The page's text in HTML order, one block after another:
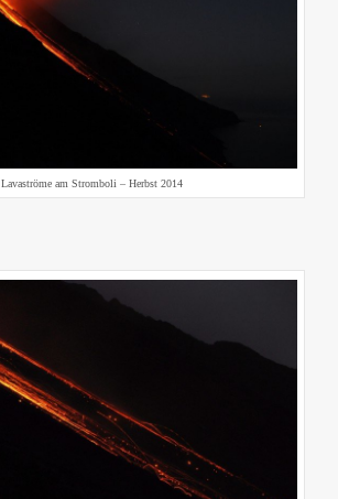
Lavaströme am Stromboli – Herbst 2014